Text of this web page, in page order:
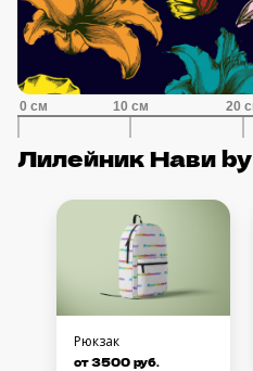
Лилейник Навиby
Рюкзак
от 3500 руб.